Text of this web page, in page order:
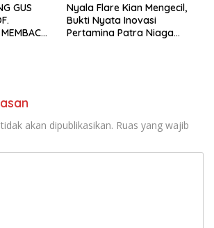
GUS
Nyala Flare Kian Mengecil,
Bukti Nyata Inovasi
Pertamina Patra Niaga
akan dipublikasikan. Ruas yang wajib